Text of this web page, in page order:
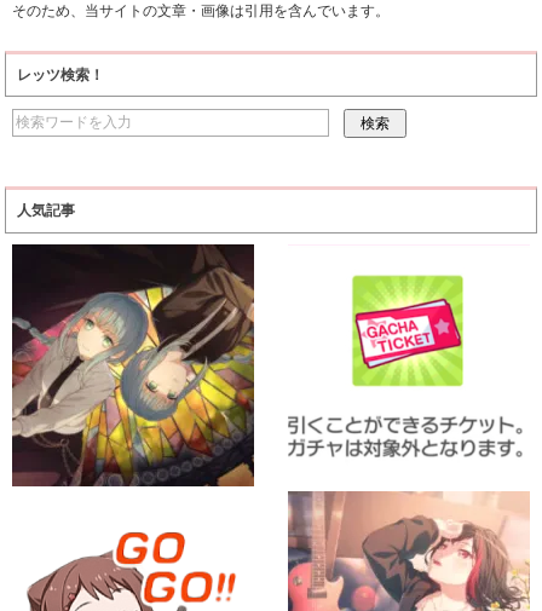
そのため、当サイトの文章・画像は引用を含んでいます。
レッツ検索！
人気記事